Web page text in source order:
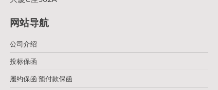
网站导航
公司介绍
投标保函
履约保函 预付款保函